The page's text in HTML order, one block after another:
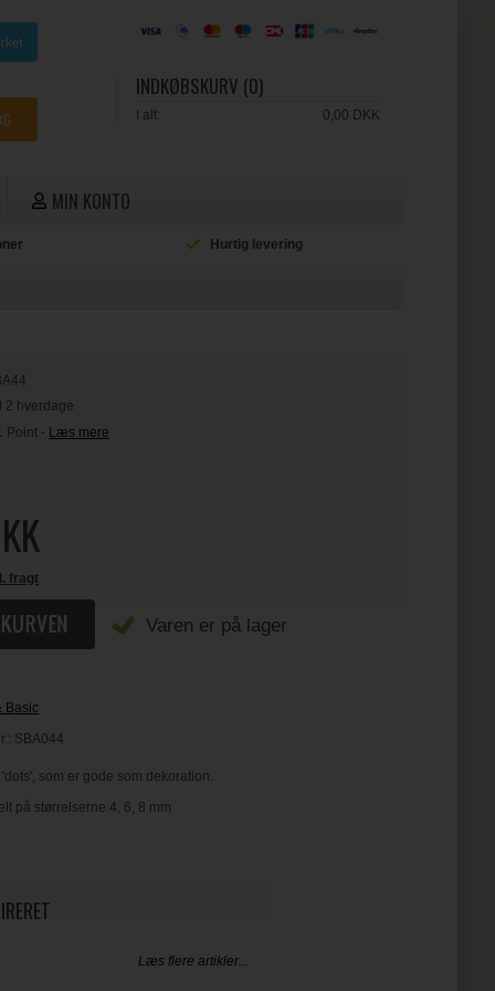
INDKØBSKURV (0)
I alt: 0,00 DKK
MIN KONTO
Hurtig levering
2 hverdage
Point - Læs mere
fragt
Varen er på lager
Basic
SBA044
som er gode som dekoration.
på størrelserne 4, 6, 8 mm
Læs flere artikler...